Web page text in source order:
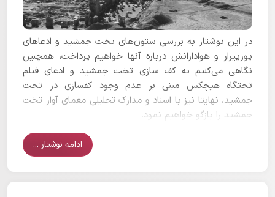
در این نوشتار به بررسی ستون‌های تخت جمشید و ادعاهای
پورپیرار و هوادارانش درباره آنها خواهیم پرداخت، همچنین
نگاهی می‌کنیم به کف سازی تخت جمشید و ادعای فیلم
تختگاه هیچکس مبنی بر عدم وجود کفسازی در تخت
جمشید، نهایتا نیز با اسناد و مدارک تحلیلی معمای آوار تخت
جمشید را بازگو خواهیم نمود.
ادامه نوشتار ...